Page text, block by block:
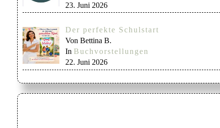
23. Juni 2026
Der perfekte Schulstart
Von Bettina B.
In Buchvorstellungen
22. Juni 2026